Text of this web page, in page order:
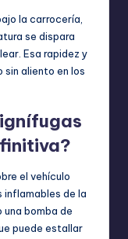
la carrocería,
se dispara
Esa rapidez y
sin aliento en los
el vehículo
inflamables de la
bomba de
puede estallar